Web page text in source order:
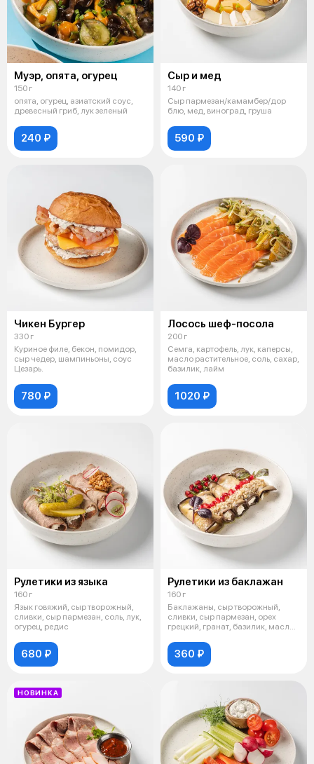
Муэр, опята, огурец
150 г
опята, огурец, азиатский соус,
древесный гриб, лук зеленый
240 ₽
Сыр и мед
140 г
Сыр пармезан/камамбер/дор
блю, мед, виноград, груша
590 ₽
Чикен Бургер
330 г
Куриное филе, бекон, помидор,
сыр чедер, шампиньоны, соус
Цезарь.
780 ₽
Лосось шеф-посола
200 г
Семга, картофель, лук, каперсы,
масло растительное, соль, сахар,
базилик, лайм
1020 ₽
Рулетики из языка
160 г
Язык говяжий, сыр творожный,
сливки, сыр пармезан, соль, лук,
огурец, редис
680 ₽
Рулетики из баклажан
160 г
Баклажаны, сыр творожный,
сливки, сыр пармезан, орех
грецкий, гранат, базилик, масло
360 ₽
НОВИНКА